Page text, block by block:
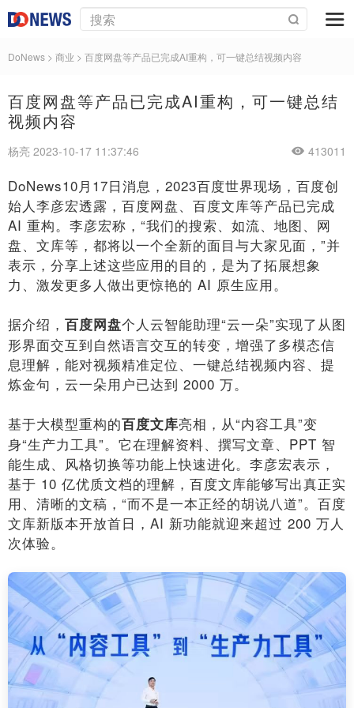
DoNews > 商业 > 百度网盘等产品已完成AI重构，可一键总结视频内容
百度网盘等产品已完成AI重构，可一键总结
视频内容
杨亮 2023-10-17 11:37:46 413011
DoNews10月17日消息，2023百度世界现场，百度创
始人李彦宏透露，百度网盘、百度文库等产品已完成
AI 重构。李彦宏称，“我们的搜索、如流、地图、网
盘、文库等，都将以一个全新的面目与大家见面，”并
表示，分享上述这些应用的目的，是为了拓展想象
力、激发更多人做出更惊艳的 AI 原生应用。
据介绍， 百度网盘个人云智能助理“云一朵”实现了从图
形界面交互到自然语言交互的转变，增强了多模态信
息理解，能对视频精准定位、一键总结视频内容、提
炼金句，云一朵用户已达到 2000 万。
基于大模型重构的百度文库亮相，从“内容工具”变
身“生产力工具”。它在理解资料、撰写文章、PPT 智
能生成、风格切换等功能上快速进化。李彦宏表示，
基于 10 亿优质文档的理解，百度文库能够写出真正实
用、清晰的文稿，“而不是一本正经的胡说八道”。百度
文库新版本开放首日，AI 新功能就迎来超过 200 万人
次体验。